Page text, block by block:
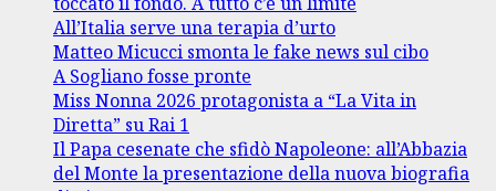
All’Italia serve una terapia d’urto
Matteo Micucci smonta le fake news sul cibo
A Sogliano fosse pronte
Miss Nonna 2026 protagonista a “La Vita in
Diretta” su Rai 1
Il Papa cesenate che sfidò Napoleone: all’Abbazia
del Monte la presentazione della nuova biografia